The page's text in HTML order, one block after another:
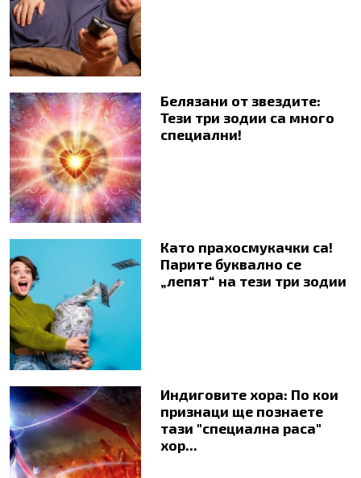
Белязани от звездите:
Тези три зодии са много
специални!
Като прахосмукачки са!
Парите буквално се
„лепят“ на тези три зодии
Индиговите хора: По кои
признаци ще познаете
тази "специална раса"
хор...